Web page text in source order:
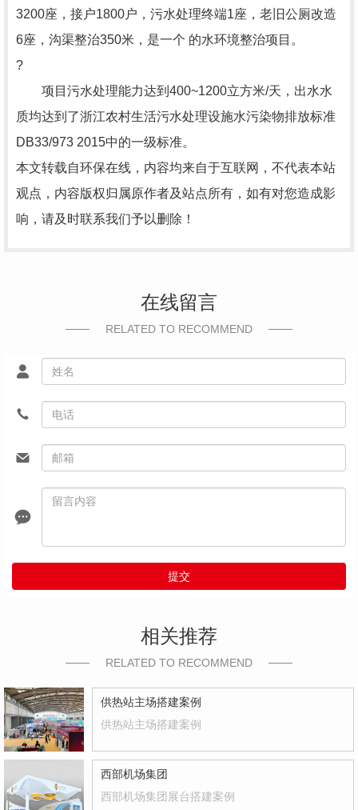
3200座，接户1800户，污水处理终端1座，老旧公厕改造
6座，沟渠整治350米，是一个 的水环境整治项目。
?
项目污水处理能力达到400~1200立方米/天，出水水
质均达到了浙江农村生活污水处理设施水污染物排放标准
DB33/973 2015中的一级标准。
本文转载自环保在线，内容均来自于互联网，不代表本站
观点，内容版权归属原作者及站点所有，如有对您造成影
响，请及时联系我们予以删除！
在线留言
RELATED TO RECOMMEND
提交
相关推荐
RELATED TO RECOMMEND
供热站主场搭建案例
供热站主场搭建案例
西部机场集团
西部机场集团展台搭建案例